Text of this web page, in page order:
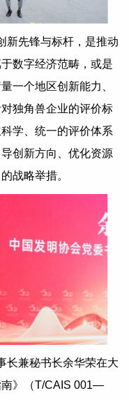
新先锋与标杆，是推动
数字经济范畴，或是
一个地区创新能力、
独角兽企业的评价标
学、统一的评价体系
创新方向、优化资源
战略举措。
长兼秘书长余华荣在大
南》（T/CAIS 001—